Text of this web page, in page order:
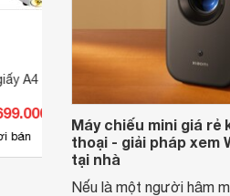
A4 KW TRIO 3921
đ
bán
Đèn Led
BFC050
Giá từ
Có 12
Máy chiếu mini giá rẻ
thoại - giải pháp xem
tại nhà
Nếu là một người hâm